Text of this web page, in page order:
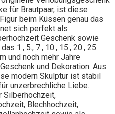
für Brautpaar, ist diese
beim Küssen genau das
sich perfekt als
Geschenk sowie
1., 5., 7., 10., 15., 20., 25.
und noch mehr Jahre
und Dekoration: Aus
modern Skulptur ist stabil
unzerbrechliche Liebe.
Silberhochzeit,
Blechhochzeit,